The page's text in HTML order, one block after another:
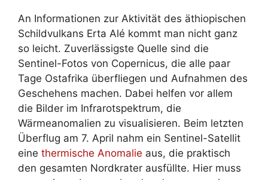
An Informationen zur Aktivität des äthiopischen
Schildvulkans Erta Alé kommt man nicht ganz
so leicht. Zuverlässigste Quelle sind die
Sentinel-Fotos von Copernicus, die alle paar
Tage Ostafrika überfliegen und Aufnahmen des
Geschehens machen. Dabei helfen vor allem
die Bilder im Infrarotspektrum, die
Wärmeanomalien zu visualisieren. Beim letzten
Überflug am 7. April nahm ein Sentinel-Satellit
eine thermische Anomalie aus, die praktisch
den gesamten Nordkrater ausfüllte. Hier muss